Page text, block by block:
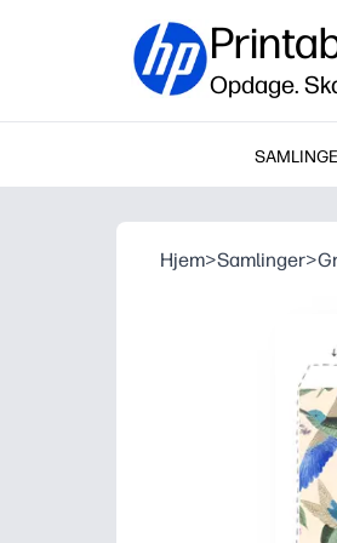
Opdage.
Hjem>Samlinger>